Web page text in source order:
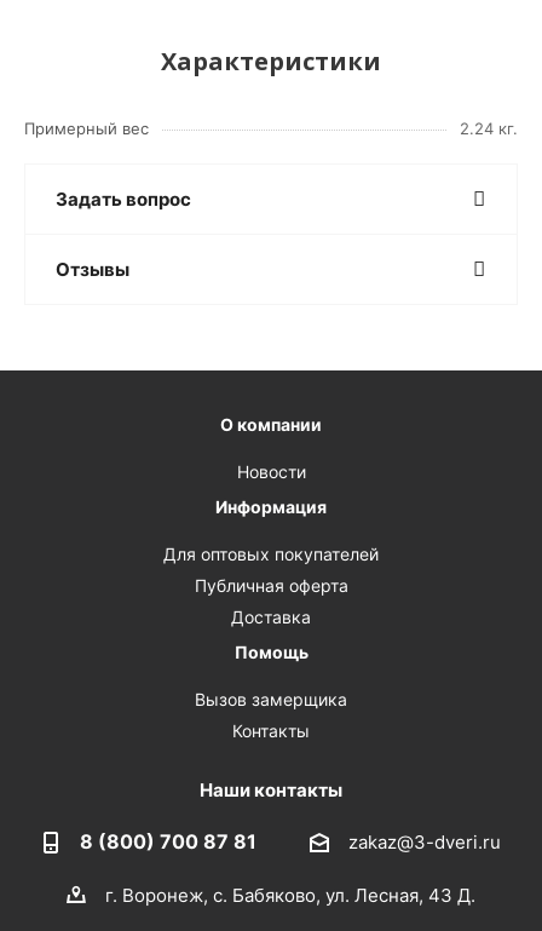
Характеристики
Примерный вес 2.24 кг.
Задать вопрос
Отзывы
О компании
Новости
Информация
Для оптовых покупателей
Публичная оферта
Доставка
Помощь
Вызов замерщика
Контакты
Наши контакты
8 (800) 700 87 81 zakaz@3-dveri.ru
г. Воронеж, с. Бабяково, ул. Лесная, 43 Д.